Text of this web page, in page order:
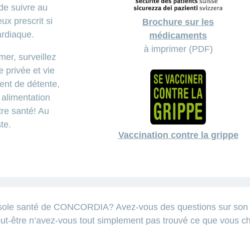
suivre au
prescrit si
surveillez
privée et vie
de détente,
santé! Au
Brochure sur les
médicaments
à imprimer (PDF)
Vaccination contre la grippe
santé de CONCORDIA? Avez-vous des questions sur
être n’avez-vous tout simplement pas trouvé ce que vous